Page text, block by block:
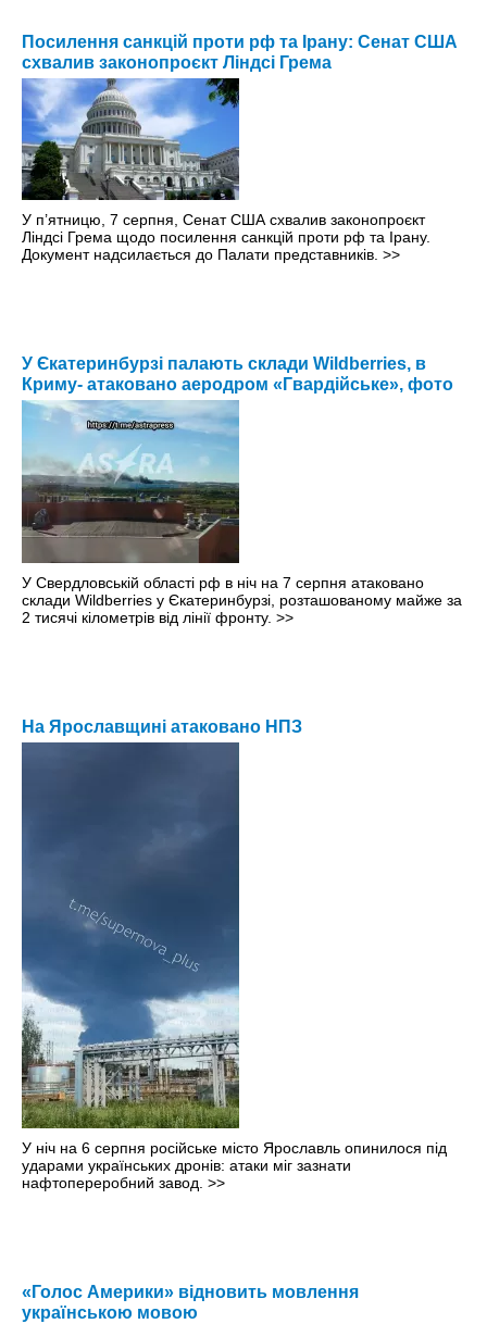
Посилення санкцій проти рф та Ірану: Сенат США
схвалив законопроєкт Ліндсі Грема
У п’ятницю, 7 серпня, Сенат США схвалив законопроєкт
Ліндсі Грема щодо посилення санкцій проти рф та Ірану.
Документ надсилається до Палати представників. >>
У Єкатеринбурзі палають склади Wildberries, в
Криму- атаковано аеродром «Гвардійське», фото
У Свердловській області рф в ніч на 7 серпня атаковано
склади Wildberries у Єкатеринбурзі, розташованому майже за
2 тисячі кілометрів від лінії фронту. >>
На Ярославщині атаковано НПЗ
У ніч на 6 серпня російське місто Ярославль опинилося під
ударами українських дронів: атаки міг зазнати
нафтопереробний завод. >>
«Голос Америки» відновить мовлення
українською мовою